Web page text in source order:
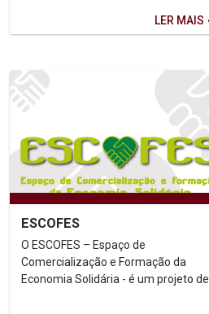
LER MAIS
ESCOFES
O ESCOFES – Espaço de
Comercialização e Formação da
Economia Solidária - é um projeto de